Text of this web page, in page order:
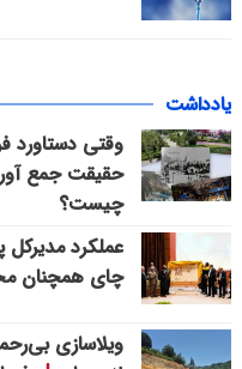
یادداشت
وقتی دستاورد
حقیقت جمع
چیست؟
عملکرد
چای همچنان
ویلاسازی